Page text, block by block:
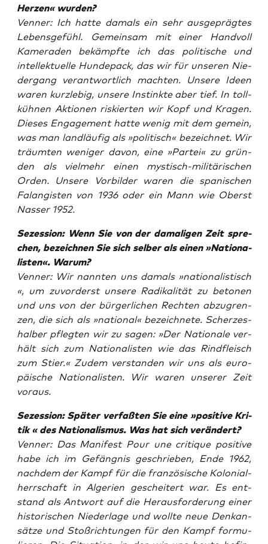
Her­zen« wurden?
Ven­ner: Ich hat­te damals ein sehr aus­ge­präg­tes
Lebens­ge­fühl. Gemein­sam mit einer Hand­voll
Kame­ra­den bekämpf­te ich das poli­ti­sche und
intel­lek­tu­el­le Hun­de­pack, das wir für unse­ren Nie­
der­gang ver­ant­wort­lich mach­ten. Unse­re Ideen
waren kurz­le­big, unse­re Instink­te aber tief. In toll­
küh­nen Aktio­nen ris­kier­ten wir Kopf und Kra­gen.
Die­ses Enga­ge­ment hat­te wenig mit dem gemein,
was man land­läu­fig als »poli­tisch« bezeich­net. Wir
träum­ten weni­ger davon, eine »Par­tei« zu grün­
den als viel­mehr einen mys­tisch-mili­tä­ri­schen
Orden. Unse­re Vor­bil­der waren die spa­ni­schen
Falang­is­ten von 1936 oder ein Mann wie Oberst
Nas­ser 1952.
Sezes­si­on: Wenn Sie von der dama­li­gen Zeit spre­
chen, bezeich­nen Sie sich sel­ber als einen »Natio­na­
lis­ten«. Warum?
Ven­ner: Wir nann­ten uns damals »natio­na­lis­tisch
«, um zuvor­derst unse­re Radi­ka­li­tät zu beto­nen
und uns von der bür­ger­li­chen Rech­ten abzu­gren­
zen, die sich als »natio­nal« bezeich­ne­te. Scher­zes­
hal­ber pfleg­ten wir zu sagen: »Der Natio­na­le ver­
hält sich zum Natio­na­lis­ten wie das Rind­fleisch
zum Stier.« Zudem ver­stan­den wir uns als euro­
päi­sche Natio­na­lis­ten. Wir waren unse­rer Zeit
voraus.
Sezes­si­on: Spä­ter ver­faß­ten Sie eine »posi­ti­ve Kri­
tik « des Natio­na­lis­mus. Was hat sich verändert?
Ven­ner: Das Mani­fest Pour une cri­tique posi­ti­ve
habe ich im Gefäng­nis geschrie­ben, Ende 1962,
nach­dem der Kampf für die fran­zö­si­sche Kolo­ni­al­
herr­schaft in Alge­ri­en geschei­tert war. Es ent­
stand als Ant­wort auf die Her­aus­for­de­rung einer
his­to­ri­schen Nie­der­la­ge und woll­te neue Denk­an­
sät­ze und Stoß­rich­tun­gen für den Kampf for­mu­